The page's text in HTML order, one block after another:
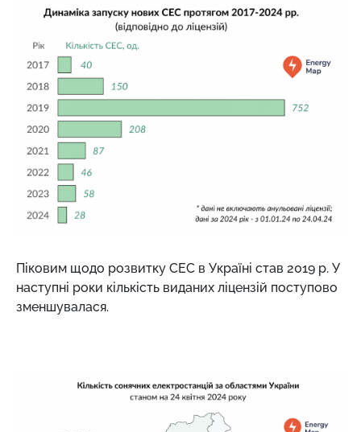
Піковим щодо розвитку СЕС в Україні став 2019 р. У
наступні роки кількість виданих ліцензій поступово
зменшувалася.